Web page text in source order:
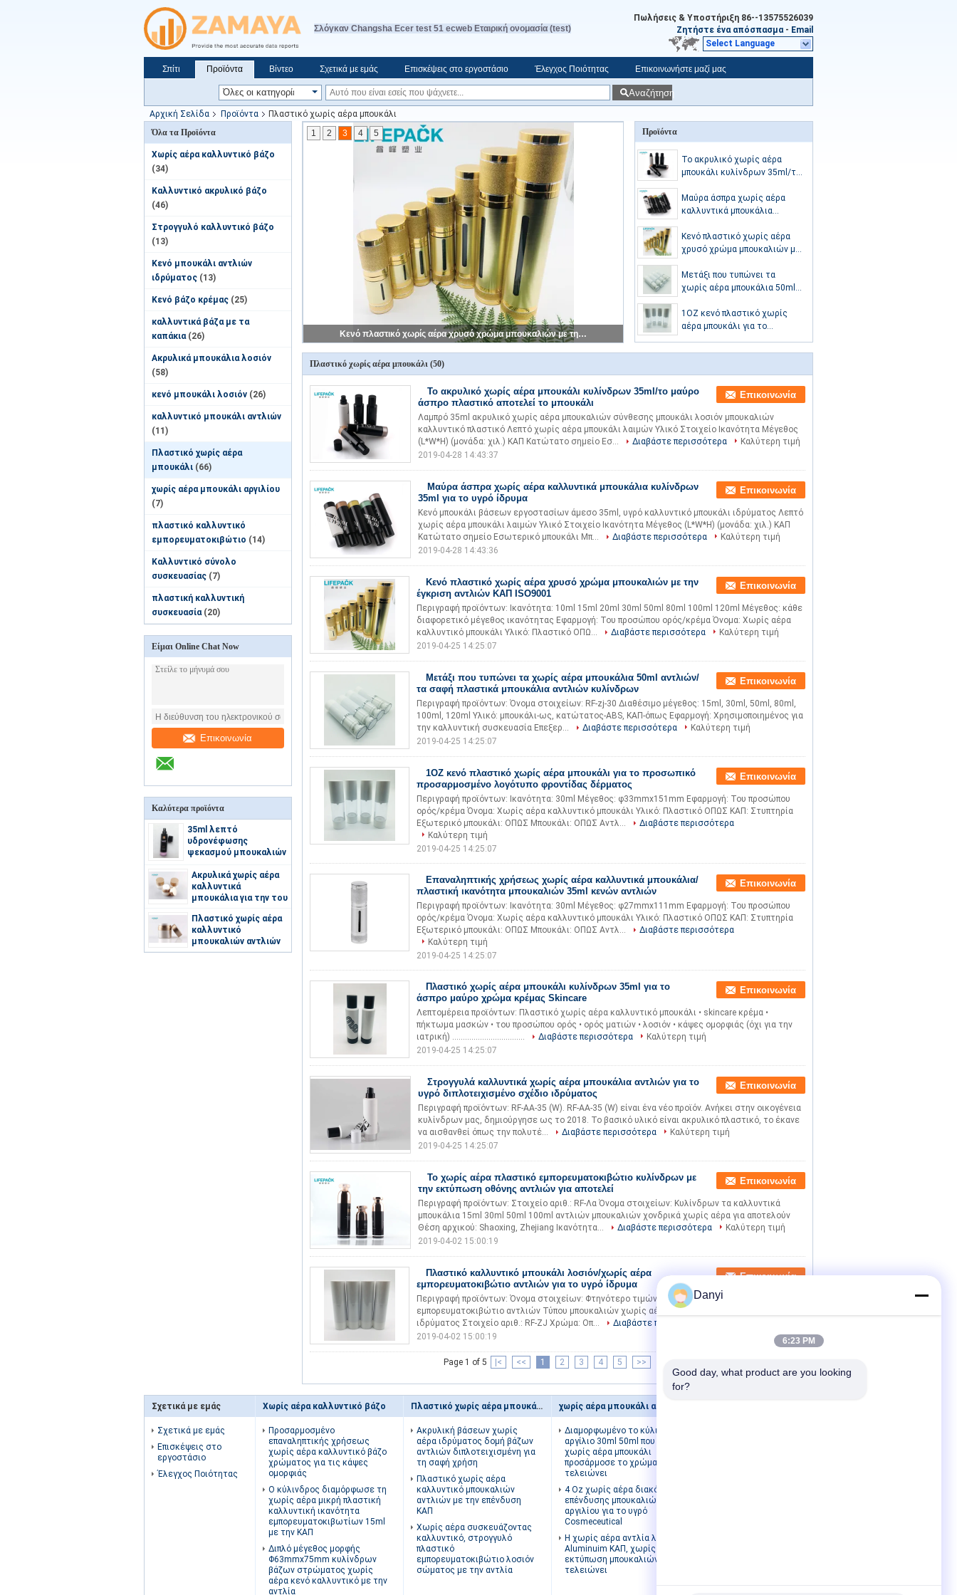
Σλόγκαν Changsha Ecer test 51 ecweb Εταιρική ονομασία (test)
Πωλήσεις & Υποστήριξη 86--13575526039
Ζητήστε ένα απόσπασμα - Email
Select Language
Σπίτι Προϊόντα Βίντεο Σχετικά με εμάς Επισκέψεις στο εργοστάσιο Έλεγχος Ποιότητας Επικοινωνήστε μαζί μας
Ζητήστε ένα απόσπασμα Ειδήσεις Αναζήτηση
Αρχική Σελίδα Προϊόντα
Πλαστικό χωρίς αέρα μπουκάλι
Όλα τα Προϊόντα
Χωρίς αέρα καλλυντικό βάζο
(34)
Καλλυντικό ακρυλικό βάζο
(46)
Στρογγυλό καλλυντικό βάζο
(13)
Κενό μπουκάλι αντλιών
ιδρύματος (13)
Κενό βάζο κρέμας (25)
καλλυντικά βάζα με τα
καπάκια (26)
Ακρυλικά μπουκάλια λοσιόν
(58)
κενό μπουκάλι λοσιόν (26)
καλλυντικό μπουκάλι αντλιών
(11)
Πλαστικό χωρίς αέρα
μπουκάλι (66)
χωρίς αέρα μπουκάλι αργιλίου
(7)
πλαστικό καλλυντικό
εμπορευματοκιβώτιο (14)
Καλλυντικό σύνολο
συσκευασίας (7)
πλαστική καλλυντική
συσκευασία (20)
Είμαι Online Chat Now
Επικοινωνία
Καλύτερα προϊόντα
35ml λεπτό
υδρονέφωσης
ψεκασμού μπουκαλιών
εμπορευματοκιβωτίων
μπουκάλι ψεκασμού
αρώματος κενό
Ακρυλικά χωρίς αέρα
καλλυντικά
μπουκάλια για την του
Πλαστικό χωρίς αέρα
καλλυντικό
μπουκαλιών αντλιών
με την επένδυση ΚΑΠ
Μετάξι που τυπώνει τα χωρίς αέρα μπουκάλια 50ml αντλιών/τα σαφή πλαστικά μπουκάλια αντλιών κυλίνδρων
1 2 3 4 5 Προϊόντα
Το ακρυλικό χωρίς αέρα
μπουκάλι κυλίνδρων 35ml/το
αποτελεί το μπουκάλι
Μαύρα άσπρα χωρίς αέρα
καλλυντικά μπουκάλια
ίδρυμα
Κενό πλαστικό χωρίς αέρα
χρυσό χρώμα μπουκαλιών με
ISO9001
Μετάξι που τυπώνει τα
χωρίς αέρα μπουκάλια 50ml
μπουκάλια αντλιών
κυλίνδρων
1OZ κενό πλαστικό χωρίς
αέρα μπουκάλι για το
λογότυπο φροντίδας
Πλαστικό χωρίς αέρα μπουκάλι (50)
Το ακρυλικό χωρίς αέρα μπουκάλι κυλίνδρων 35ml/το μαύρο
άσπρο πλαστικό αποτελεί το μπουκάλι
Επικοινωνία
Λαμπρό 35ml ακρυλικό χωρίς αέρα μπουκαλιών σύνθεσης μπουκάλι λοσιόν μπουκαλιών
καλλυντικό πλαστικό Λεπτό χωρίς αέρα μπουκάλι λαιμών Υλικό Στοιχείο Ικανότητα Μέγεθος
(L*W*H) (μονάδα: χιλ.) ΚΑΠ Κατώτατο σημείο Εσ...
Διαβάστε περισσότερα
Καλύτερη τιμή
2019-04-28 14:43:37
Μαύρα άσπρα χωρίς αέρα καλλυντικά μπουκάλια κυλίνδρων
35ml για το υγρό ίδρυμα
Επικοινωνία
Κενό μπουκάλι βάσεων εργοστασίων άμεσο 35ml, υγρό καλλυντικό μπουκάλι ιδρύματος Λεπτό
χωρίς αέρα μπουκάλι λαιμών Υλικό Στοιχείο Ικανότητα Μέγεθος (L*W*H) (μονάδα: χιλ.) ΚΑΠ
Κατώτατο σημείο Εσωτερικό μπουκάλι Μπ...
Διαβάστε περισσότερα
Καλύτερη τιμή
2019-04-28 14:43:36
Κενό πλαστικό χωρίς αέρα χρυσό χρώμα μπουκαλιών με την
έγκριση αντλιών ΚΑΠ ISO9001
Επικοινωνία
Περιγραφή προϊόντων: Ικανότητα: 10ml 15ml 20ml 30ml 50ml 80ml 100ml 120ml Μέγεθος: κάθε
διαφορετικό μέγεθος ικανότητας Εφαρμογή: Του προσώπου ορός/κρέμα Όνομα: Χωρίς αέρα
καλλυντικό μπουκάλι Υλικό: Πλαστικό ΟΠΩ...
Διαβάστε περισσότερα
Καλύτερη τιμή
2019-04-25 14:25:07
Μετάξι που τυπώνει τα χωρίς αέρα μπουκάλια 50ml αντλιών/
τα σαφή πλαστικά μπουκάλια αντλιών κυλίνδρων
Επικοινωνία
Περιγραφή προϊόντων: Όνομα στοιχείων: RF-zj-30 Διαθέσιμο μέγεθος: 15ml, 30ml, 50ml, 80ml,
100ml, 120ml Υλικό: μπουκάλι-ως, κατώτατος-ABS, ΚΑΠ-όπως Εφαρμογή: Χρησιμοποιημένος για
την καλλυντική συσκευασία Επεξερ...
Διαβάστε περισσότερα
Καλύτερη τιμή
2019-04-25 14:25:07
1OZ κενό πλαστικό χωρίς αέρα μπουκάλι για το προσωπικό
προσαρμοσμένο λογότυπο φροντίδας δέρματος
Επικοινωνία
Περιγραφή προϊόντων: Ικανότητα: 30ml Μέγεθος: φ33mmx151mm Εφαρμογή: Του προσώπου
ορός/κρέμα Όνομα: Χωρίς αέρα καλλυντικό μπουκάλι Υλικό: Πλαστικό ΟΠΩΣ ΚΑΠ: Στυπτηρία
Εξωτερικό μπουκάλι: ΟΠΩΣ Μπουκάλι: ΟΠΩΣ Αντλ...
Διαβάστε περισσότερα
Καλύτερη τιμή
2019-04-25 14:25:07
Επαναληπτικής χρήσεως χωρίς αέρα καλλυντικά μπουκάλια/
πλαστική ικανότητα μπουκαλιών 35ml κενών αντλιών
Επικοινωνία
Περιγραφή προϊόντων: Ικανότητα: 30ml Μέγεθος: φ27mmx111mm Εφαρμογή: Του προσώπου
ορός/κρέμα Όνομα: Χωρίς αέρα καλλυντικό μπουκάλι Υλικό: Πλαστικό ΟΠΩΣ ΚΑΠ: Στυπτηρία
Εξωτερικό μπουκάλι: ΟΠΩΣ Μπουκάλι: ΟΠΩΣ Αντλ...
Διαβάστε περισσότερα
Καλύτερη τιμή
2019-04-25 14:25:07
Πλαστικό χωρίς αέρα μπουκάλι κυλίνδρων 35ml για το
άσπρο μαύρο χρώμα κρέμας Skincare
Επικοινωνία
Λεπτομέρεια προϊόντων: Πλαστικό χωρίς αέρα καλλυντικό μπουκάλι • skincare κρέμα •
πήκτωμα μασκών • του προσώπου ορός • ορός ματιών • λοσιόν • κάψες ομορφιάς (όχι για την
ιατρική) ..................................
Διαβάστε περισσότερα
Καλύτερη τιμή
2019-04-25 14:25:07
Στρογγυλά καλλυντικά χωρίς αέρα μπουκάλια αντλιών για το
υγρό διπλοτειχισμένο σχέδιο ιδρύματος
Επικοινωνία
Περιγραφή προϊόντων: RF-AA-35 (W). RF-AA-35 (W) είναι ένα νέο προϊόν. Ανήκει στην οικογένεια
κυλίνδρων μας, δημιούργησε ως το 2018. Το βασικό υλικό είναι ακρυλικό πλαστικό, το έκανε
να αισθανθεί όπως την πολυτέ...
Διαβάστε περισσότερα
Καλύτερη τιμή
2019-04-25 14:25:07
Το χωρίς αέρα πλαστικό εμπορευματοκιβώτιο κυλίνδρων με
την εκτύπωση οθόνης αντλιών για αποτελεί
Επικοινωνία
Περιγραφή προϊόντων: Στοιχείο αριθ.: RF-Λα Όνομα στοιχείων: Κυλίνδρων τα καλλυντικά
μπουκάλια 15ml 30ml 50ml 100ml αντλιών μπουκαλιών χονδρικά χωρίς αέρα για αποτελούν
Θέση αρχικού: Shaoxing, Zhejiang Ικανότητα...
Διαβάστε περισσότερα
Καλύτερη τιμή
2019-04-02 15:00:19
Πλαστικό καλλυντικό μπουκάλι λοσιόν/χωρίς αέρα
εμπορευματοκιβώτιο αντλιών για το υγρό ίδρυμα
Επικοινωνία
Περιγραφή προϊόντων: Όνομα στοιχείων: Φτηνότερο τιμών πλαστικό καλλυντικό λοσιόν
εμπορευματοκιβώτιο αντλιών Τύπου μπουκαλιών χωρίς αέρα multistyle για το υγρό μπουκάλι
ιδρύματος Στοιχείο αριθ.: RF-ZJ Χρώμα: Οπ...
Διαβάστε περισσότερα
2019-04-02 15:00:19
Page 1 of 5 |< << 1 2 3 4 5 >>
Σχετικά με εμάς
Σχετικά με εμάς
Επισκέψεις στο
εργοστάσιο
Έλεγχος Ποιότητας
Χωρίς αέρα καλλυντικό βάζο
Προσαρμοσμένο
επαναληπτικής χρήσεως
χωρίς αέρα καλλυντικό βάζο
χρώματος για τις κάψες
ομορφιάς
Ο κύλινδρος διαμόρφωσε τη
χωρίς αέρα μικρή πλαστική
καλλυντική ικανότητα
εμπορευματοκιβωτίων 15ml
με την ΚΑΠ
Διπλό μέγεθος μορφής
Φ63mmx75mm κυλίνδρων
βάζων στρώματος χωρίς
αέρα κενό καλλυντικό με την
αντλία
Πλαστικό χωρίς αέρα μπουκάλι
Ακρυλική βάσεων χωρίς
αέρα ιδρύματος δομή βάζων
αντλιών διπλοτειχισμένη για
τη σαφή χρήση
Πλαστικό χωρίς αέρα
καλλυντικό μπουκαλιών
αντλιών με την επένδυση
ΚΑΠ
Χωρίς αέρα συσκευάζοντας
καλλυντικό, στρογγυλό
πλαστικό
εμπορευματοκιβώτιο λοσιόν
σώματος με την αντλία
χωρίς αέρα μπουκάλι αργιλίου
Διαμορφωμένο το κύλινδρος
αργίλιο 30ml 50ml που το
χωρίς αέρα μπουκάλι
προσάρμοσε το χρώμα
τελειώνει
4 Oz χωρίς αέρα διακόσμηση
επένδυσης μπουκαλιών
αργιλίου για το υγρό
Cosmeceutical
Η χωρίς αέρα αντλία λοσιόν
Aluminuim ΚΑΠ, χωρίς αέρα
εκτύπωση μπουκαλιών ορών
τελειώνει
Danyi
6:23 PM
Good day, what product are you looking
for?